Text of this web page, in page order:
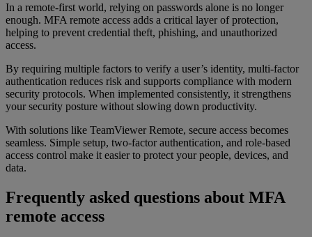
In a remote-first world, relying on passwords alone is no longer
enough. MFA remote access adds a critical layer of protection,
helping to prevent credential theft, phishing, and unauthorized
access.
By requiring multiple factors to verify a user’s identity, multi-factor
authentication reduces risk and supports compliance with modern
security protocols. When implemented consistently, it strengthens
your security posture without slowing down productivity.
With solutions like TeamViewer Remote, secure access becomes
seamless. Simple setup, two-factor authentication, and role-based
access control make it easier to protect your people, devices, and
data.
Frequently asked questions about MFA
remote access